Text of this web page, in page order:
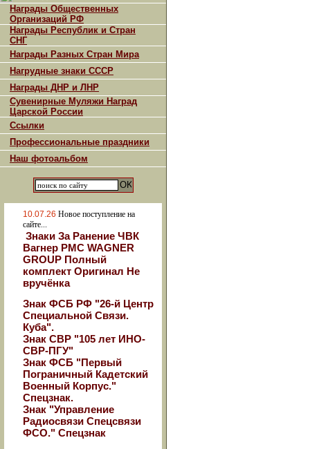
Награды Общественных
Организаций РФ
Награды Республик и Стран
СНГ
Награды Разных Стран Мира
Нагрудные знаки СССР
Награды ДНР и ЛНР
Сувенирные Муляжи Наград
Царской России
Ссылки
Профессиональные праздники
Наш фотоальбом
10.07.26 Новое поступление на
сайте...
Знаки За Ранение ЧВК
Вагнер РМС WAGNER
GROUP Полный
комплект Оригинал Не
вручёнка
Знак ФСБ РФ "26-й Центр
Специальной Связи.
Куба".
Знак СВР "105 лет ИНО-
СВР-ПГУ"
Знак ФСБ "Первый
Пограничный Кадетский
Военный Корпус."
Спецзнак.
Знак "Управление
Радиосвязи Спецсвязи
ФСО." Спецзнак